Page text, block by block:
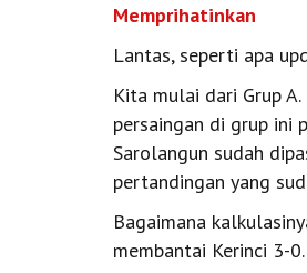
Memprihatinkan
Lantas, seperti apa
Kita mulai dari Grup
persaingan di grup ini
Sarolangun sudah
pertandingan yang
Bagaimana
membantai Kerinci 3-